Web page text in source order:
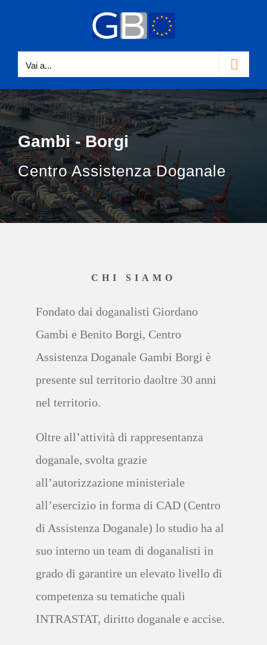
Vai a...
Gambi - Borgi
Centro Assistenza Doganale
CHI SIAMO
Fondato dai doganalisti Giordano
Gambi e Benito Borgi, Centro
Assistenza Doganale Gambi Borgi è
presente sul territorio daoltre 30 anni
nel territorio.
Oltre all’attività di rappresentanza
doganale, svolta grazie
all’autorizzazione ministeriale
all’esercizio in forma di CAD (Centro
di Assistenza Doganale) lo studio ha al
suo interno un team di doganalisti in
grado di garantire un elevato livello di
competenza su tematiche quali
INTRASTAT, diritto doganale e accise.